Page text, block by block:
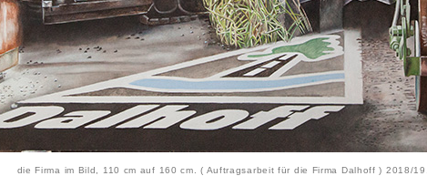
die Firma im Bild, 110 cm auf 160 cm. ( Auftragsarbeit für die Firma Dalhoff ) 2018/